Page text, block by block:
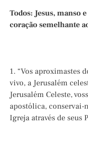
Todos: Jesus, manso
coração semelhante
1. “Vos aproximastes
vivo, a Jerusalém
Jerusalém Celeste,
apostólica, conservai-
Igreja através de seus